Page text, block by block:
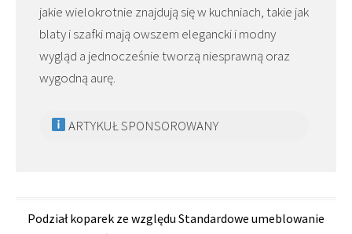
jakie wielokrotnie znajdują się w kuchniach, takie jak
blaty i szafki mają owszem elegancki i modny
wygląd a jednocześnie tworzą niesprawną oraz
wygodną aurę.
ARTYKUŁ SPONSOROWANY
Zobacz
Podział koparek ze względu Standardowe umeblowanie